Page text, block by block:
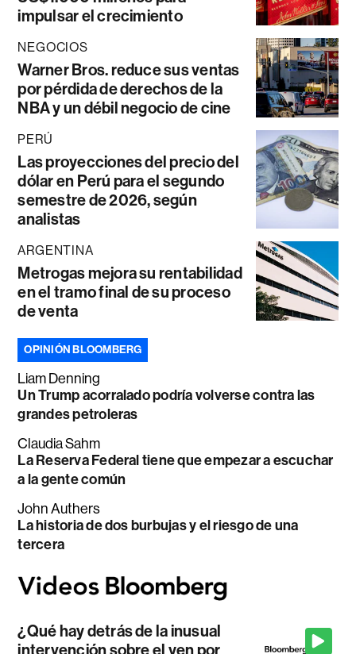
impulsar el crecimiento
NEGOCIOS
Warner Bros. reduce sus ventas
por pérdida de derechos de la
NBA y un débil negocio de cine
PERÚ
Las proyecciones del precio del
dólar en Perú para el segundo
semestre de 2026, según
analistas
ARGENTINA
Metrogas mejora su rentabilidad
en el tramo final de su proceso
de venta
OPINIÓN BLOOMBERG
Liam Denning
Un Trump acorralado podría volverse contra las
grandes petroleras
Claudia Sahm
La Reserva Federal tiene que empezar a escuchar
a la gente común
John Authers
La historia de dos burbujas y el riesgo de una
tercera
¿Qué hay detrás de la inusual
intervención sobre el yen por